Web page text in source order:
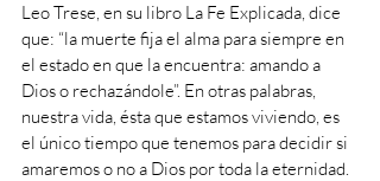
Leo Trese, en su libro La Fe Explicada, dice
que: “la muerte fija el alma para siempre en
el estado en que la encuentra: amando a
Dios o rechazándole”. En otras palabras,
nuestra vida, ésta que estamos viviendo, es
el único tiempo que tenemos para decidir si
amaremos o no a Dios por toda la eternidad.